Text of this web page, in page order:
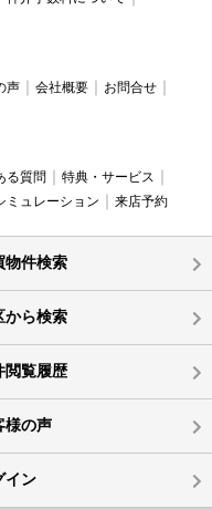
声 会社概要
お問合せ
る質問
特典・サービス
ミュレーション 来店予約
物件検索
から検索
閲覧履歴
様の声
イン